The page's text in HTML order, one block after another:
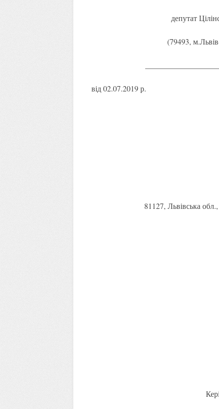
депутат
(79493,
від 02.07.2019 р.
81127, Львівська